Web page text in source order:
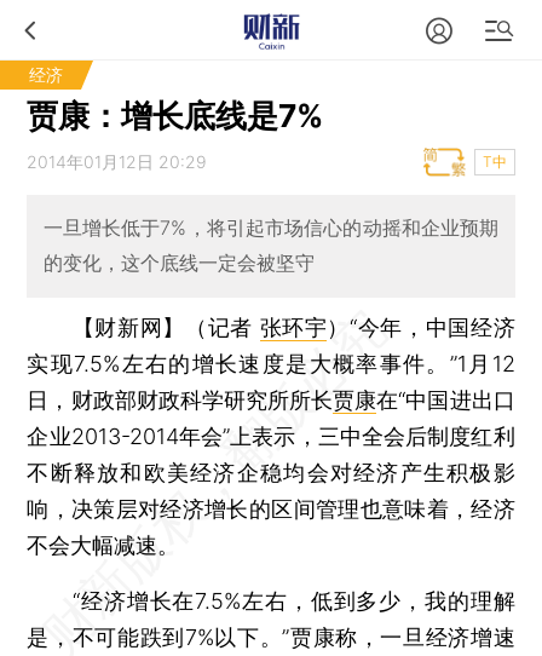
经济
贾康：增长底线是7%
2014年01月12日 20:29 T中
一旦增长低于7%，将引起市场信心的动摇和企业预期
的变化，这个底线一定会被坚守
【财新网】（记者 张环宇）“今年，中国经济
实现7.5%左右的增长速度是大概率事件。”1月12
日，财政部财政科学研究所所长贾康在“中国进出口
企业2013-2014年会”上表示，三中全会后制度红利
不断释放和欧美经济企稳均会对经济产生积极影
响，决策层对经济增长的区间管理也意味着，经济
不会大幅减速。
“经济增长在7.5%左右，低到多少，我的理解
是，不可能跌到7%以下。”贾康称，一旦经济增速